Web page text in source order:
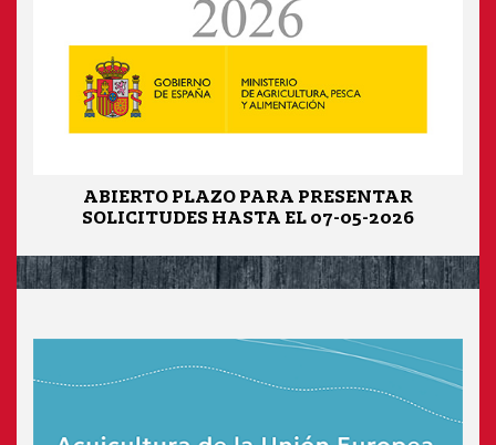
ABIERTO PLAZO PARA PRESENTAR
SOLICITUDES HASTA EL 07-05-2026